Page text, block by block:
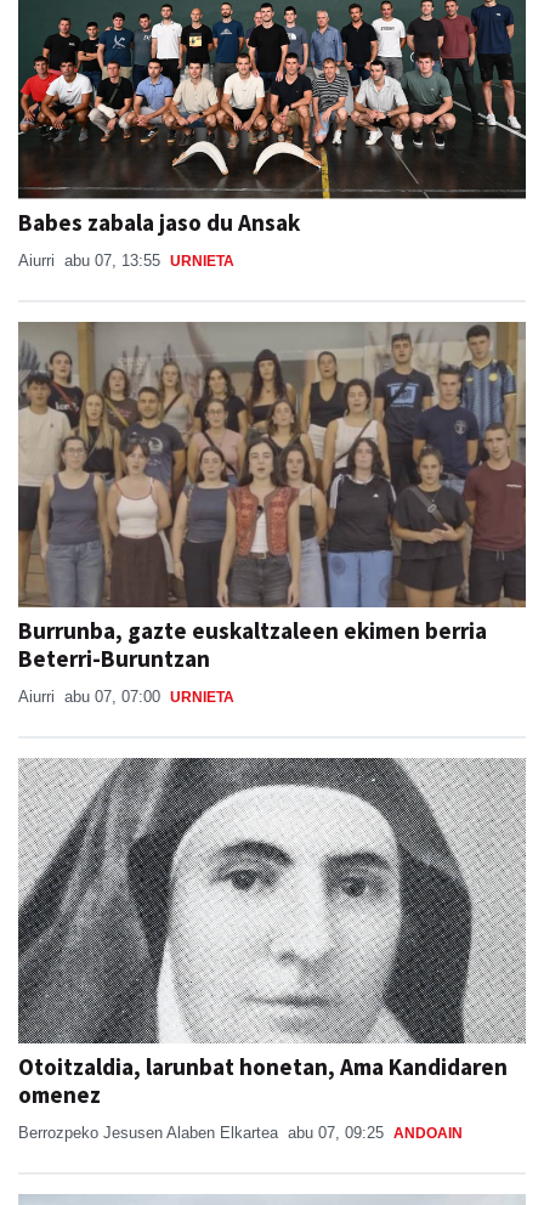
Babes zabala jaso du Ansak
Aiurri abu 07, 13:55 URNIETA
Burrunba, gazte euskaltzaleen ekimen berria
Beterri-Buruntzan
Aiurri abu 07, 07:00 URNIETA
Otoitzaldia, larunbat honetan, Ama Kandidaren
omenez
Berrozpeko Jesusen Alaben Elkartea abu 07, 09:25 ANDOAIN